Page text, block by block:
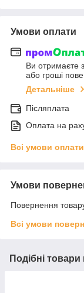
Умови оплати
Ви отримаєте
або гроші
Детальніше
Післяплата
Оплата на
Всі умови оплати
Умови
Повернення
Всі умови
Подібні товари